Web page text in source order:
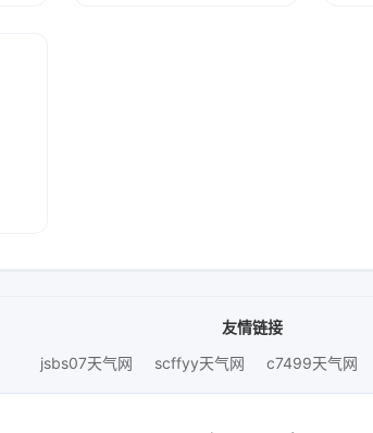
友情链接
jsbs07天气网
scffyy天气网 c7499天气网